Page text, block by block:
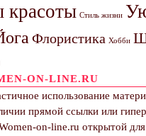
красоты Стиль жизни
Флористика Хобби
ON-LINE.RU
использование
прямой ссылки или
on-line.ru открытой